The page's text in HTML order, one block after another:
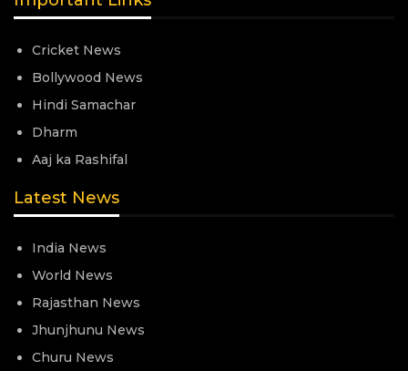
Cricket News
Bollywood News
Hindi Samachar
Dharm
Aaj ka Rashifal
Latest News
India News
World News
Rajasthan News
Jhunjhunu News
Churu News